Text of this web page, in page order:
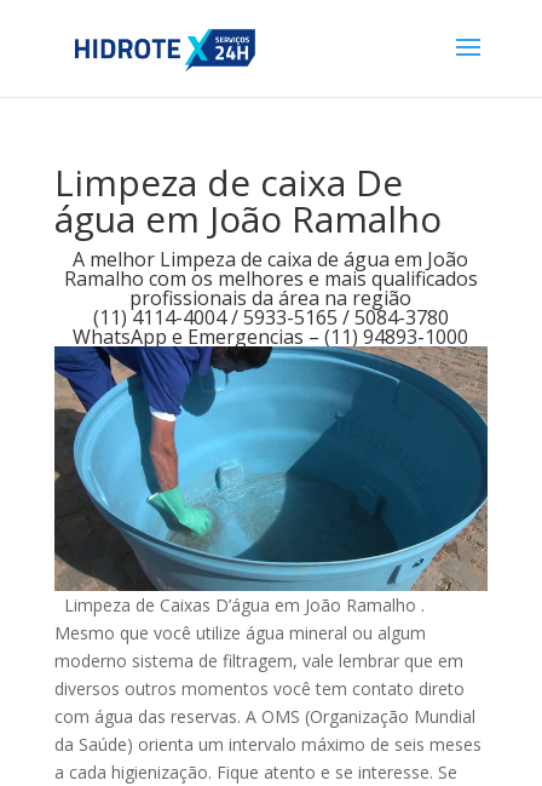
Limpeza de caixa De
água em João Ramalho
A melhor Limpeza de caixa de água em João
Ramalho com os melhores e mais qualificados
profissionais da área na região
(11) 4114-4004 / 5933-5165 / 5084-3780
WhatsApp e Emergencias – (11) 94893-1000
Limpeza de Caixas D’água em João Ramalho .
Mesmo que você utilize água mineral ou algum
moderno sistema de filtragem, vale lembrar que em
diversos outros momentos você tem contato direto
com água das reservas. A OMS (Organização Mundial
da Saúde) orienta um intervalo máximo de seis meses
a cada higienização. Fique atento e se interesse. Se